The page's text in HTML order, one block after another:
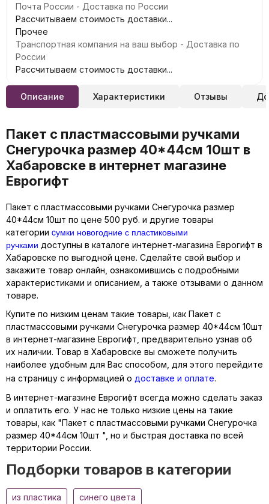
Почта России - Доставка по России
Рассчитываем стоимость доставки...
Прочее
Транспортная компания на ваш выбор - Доставка по
России
Рассчитываем стоимость доставки...
Описание Характеристики Отзывы
Пакет с пластмассовыми ручками
Снегурочка размер 40*44см 10шт в
Хабаровске в интернет магазине
Еврогифт
Пакет с пластмассовыми ручками Снегурочка размер
40*44см 10шт по цене 500 руб. и другие товары
категории cумки новогодние с пластиковыми
ручками доступны в каталоге интернет-магазина Еврогифт в
Хабаровске по выгодной цене. Сделайте свой выбор и
закажите товар онлайн, ознакомившись с подробными
характеристиками и описанием, а также отзывами о данном
товаре.
Купите по низким ценам такие товары, как Пакет с
пластмассовыми ручками Снегурочка размер 40*44см 10шт
в интернет-магазине Еврогифт, предварительно узнав об
их наличии. Товар в Хабаровске вы сможете получить
наиболее удобным для Вас способом, для этого перейдите
на страницу с информацией о доставке и оплате.
В интернет-магазине Еврогифт всегда можно сделать заказ
и оплатить его. У нас не только низкие цены на такие
товары, как "Пакет с пластмассовыми ручками Снегурочка
размер 40*44см 10шт ", но и быстрая доставка по всей
территории России.
Подборки товаров в категории
из пластика синего цвета